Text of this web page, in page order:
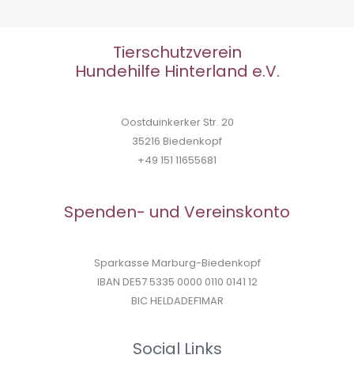
Tierschutzverein
Hundehilfe Hinterland e.V.
Oostduinkerker Str. 20
35216 Biedenkopf
+49 151 11655681
Spenden- und Vereinskonto
Sparkasse Marburg-Biedenkopf
IBAN DE57 5335 0000 0110 0141 12
BIC HELDADEF1MAR
Social Links